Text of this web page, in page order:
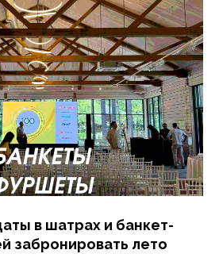
в шатрах и банкет-
забронировать лето